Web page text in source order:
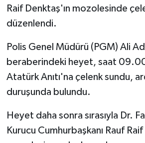
Raif Denktaş'ın mozolesinde
düzenlendi.
Polis Genel Müdürü (PGM) Ali
beraberindeki heyet, saat
Atatürk Anıtı'na çelenk sundu,
duruşunda bulundu.
Heyet daha sonra sırasıyla Dr.
Kurucu Cumhurbaşkanı Rauf
LEFKOŞA
MAGAZİN
Nöbetçi Eczaneler
ÖZEL HABER